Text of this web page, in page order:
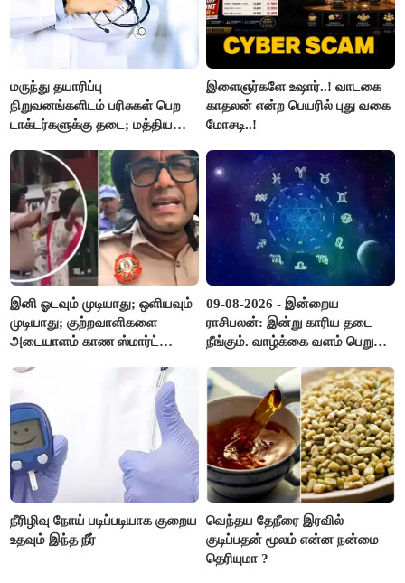
மருந்து தயாரிப்பு
நிறுவனங்களிடம் பரிசுகள் பெற
டாக்டர்களுக்கு தடை; மத்திய
இளைஞர்களே உஷார்..! வாடகை
காதலன் என்ற பெயரில் புது வகை
மோசடி..!
இனி ஓடவும் முடியாது; ஒளியவும்
முடியாது; குற்றவாளிகளை
அடையாளம் காண ஸ்மார்ட்
09-08-2026 - இன்றைய
ராசிபலன்: இன்று காரிய தடை
நீங்கும். வாழ்க்கை வளம் பெறும்.
எடைபோடுவது நல்லது..!
நீரிழிவு நோய் படிப்படியாக குறைய
உதவும் இந்த நீர்
வெந்தய தேநீரை இரவில்
குடிப்பதன் மூலம் என்ன நன்மை
தெரியுமா ?